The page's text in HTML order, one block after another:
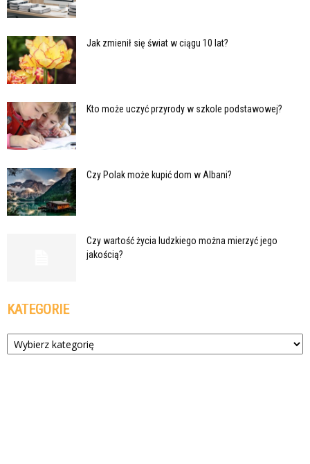
Jak zmienił się świat w ciągu 10 lat?
Kto może uczyć przyrody w szkole podstawowej?
Czy Polak może kupić dom w Albani?
Czy wartość życia ludzkiego można mierzyć jego
jakością?
KATEGORIE
Kategorie